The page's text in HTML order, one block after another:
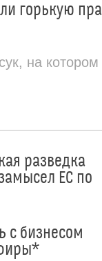
горькую
на котором
разведка
ЕС по
с бизнесом